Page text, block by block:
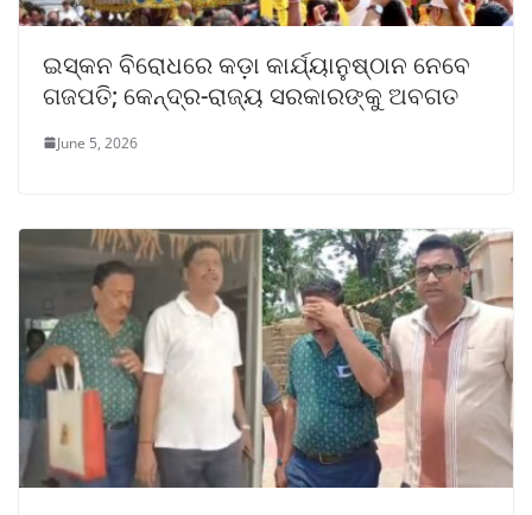
ଇସ୍କନ ବିରୋଧରେ କଡ଼ା କାର୍ଯ୍ୟାନୁଷ୍ଠାନ ନେବେ
ଗଜପତି; କେନ୍ଦ୍ର-ରାଜ୍ୟ ସରକାରଙ୍କୁ ଅବଗତ
June 5, 2026